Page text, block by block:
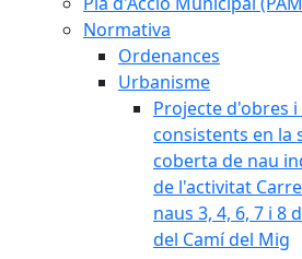
Normativa
Ordenances
Urbanisme
Projecte d'obres
consistents en la
coberta de nau
de l'activitat
naus 3, 4, 6, 7 i 8
del Camí del Mig